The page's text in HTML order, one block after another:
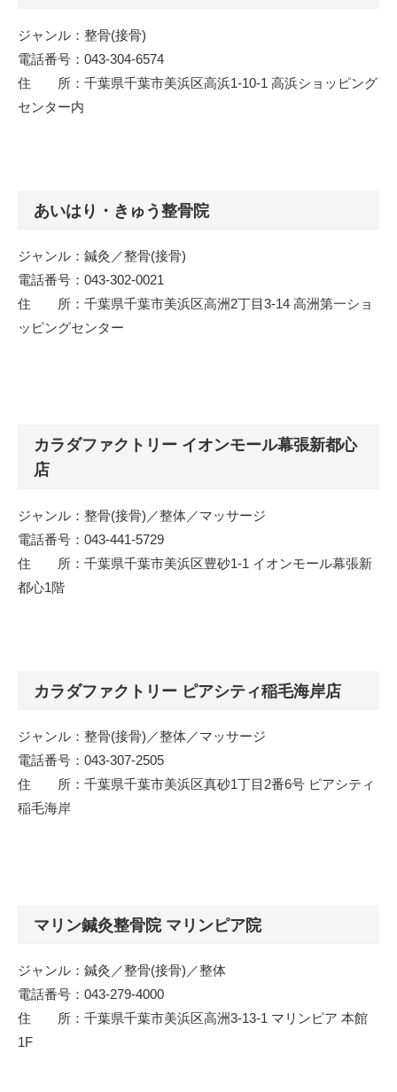
ジャンル：整骨(接骨)
電話番号：043-304-6574
住 所：千葉県千葉市美浜区高浜1-10-1 高浜ショッピング
センター内
あいはり・きゅう整骨院
ジャンル：鍼灸／整骨(接骨)
電話番号：043-302-0021
住 所：千葉県千葉市美浜区高洲2丁目3-14 高洲第一ショ
ッピングセンター
カラダファクトリー イオンモール幕張新都心
店
ジャンル：整骨(接骨)／整体／マッサージ
電話番号：043-441-5729
住 所：千葉県千葉市美浜区豊砂1-1 イオンモール幕張新
都心1階
カラダファクトリー ピアシティ稲毛海岸店
ジャンル：整骨(接骨)／整体／マッサージ
電話番号：043-307-2505
住 所：千葉県千葉市美浜区真砂1丁目2番6号 ピアシティ
稲毛海岸
マリン鍼灸整骨院 マリンピア院
ジャンル：鍼灸／整骨(接骨)／整体
電話番号：043-279-4000
住 所：千葉県千葉市美浜区高洲3-13-1 マリンピア 本館
1F